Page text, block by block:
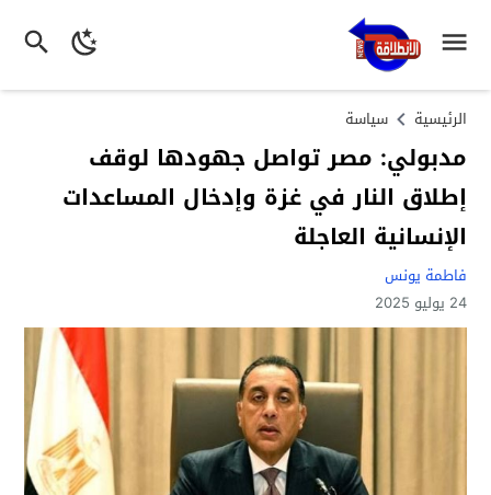
الرئيسية سياسة
مدبولي: مصر تواصل جهودها لوقف
إطلاق النار في غزة وإدخال المساعدات
الإنسانية العاجلة
فاطمة يونس
24 يوليو 2025